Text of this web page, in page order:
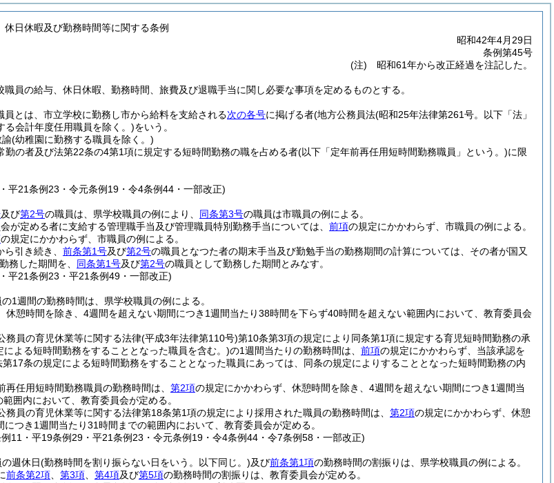
日休暇及び勤務時間等に関する条例
昭和42年4月29日
条例第45号
(注) 昭和61年から改正経過を注記した。
員の給与、休日休暇、勤務時間、旅費及び退職手当に関し必要な事項を定めるものとする。
員とは、市立学校に勤務し市から給料を支給される次の各号に掲げる者(地方公務員法(昭和25年法律第261号。以下「法」
る会計年度任用職員を除く。)をいう。
諭(幼稚園に勤務する職員を除く。)
勤の者及び法第22条の4第1項に規定する短時間勤務の職を占める者(以下「定年前再任用短時間勤務職員」という。)に限
平21条例23・令元条例19・令4条例44・一部改正)
及び第2号の職員は、県学校職員の例により、 同条第3号の職員は市職員の例による。
が定める者に支給する管理職手当及び管理職員特別勤務手当については、 前項の規定にかかわらず、市職員の例による。
の規定にかかわらず、市職員の例による。
引き続き、 前条第1号及び第2号の職員となつた者の期末手当及び勤勉手当の勤務期間の計算については、その者が国又
務した期間を、 同条第1号及び第2号の職員として勤務した期間とみなす。
平21条例23・平21条例49・一部改正)
1週間の勤務時間は、県学校職員の例による。
休憩時間を除き、4週間を超えない期間につき1週間当たり38時間を下らず40時間を超えない範囲内において、教育委員会
務員の育児休業等に関する法律(平成3年法律第110号)第10条第3項の規定により同条第1項に規定する育児短時間勤務の承
による短時間勤務をすることとなった職員を含む。)の1週間当たりの勤務時間は、 前項の規定にかかわらず、当該承認を
第17条の規定による短時間勤務をすることとなった職員にあっては、同条の規定によりすることとなった短時間勤務の内
再任用短時間勤務職員の勤務時間は、 第2項の規定にかかわらず、休憩時間を除き、4週間を超えない期間につき1週間当
囲内において、教育委員会が定める。
務員の育児休業等に関する法律第18条第1項の規定により採用された職員の勤務時間は、 第2項の規定にかかわらず、休憩
つき1週間当たり31時間までの範囲内において、教育委員会が定める。
11・平19条例29・平21条例23・令元条例19・令4条例44・令7条例58・一部改正)
週休日(勤務時間を割り振らない日をいう。以下同じ。)及び前条第1項の勤務時間の割振りは、県学校職員の例による。
前条第2項 第3項 第4項及び第5項の勤務時間の割振りは、教育委員会が定める。